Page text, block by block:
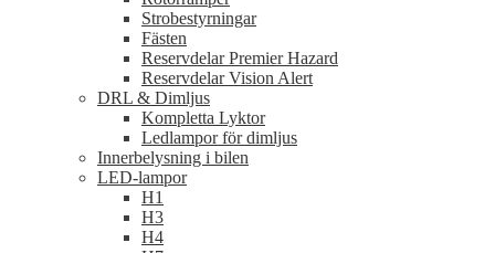
Strobestyrningar
Fästen
Reservdelar Premier Hazard
Reservdelar Vision Alert
DRL & Dimljus
Kompletta Lyktor
Ledlampor för dimljus
Innerbelysning i bilen
LED-lampor
H1
H3
H4